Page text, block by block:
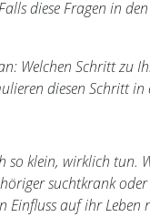
diese Fragen in
Welchen Schritt zu
diesen Schritt
so klein, wirklich tun.
suchtkrank
Einfluss auf ihr Leben